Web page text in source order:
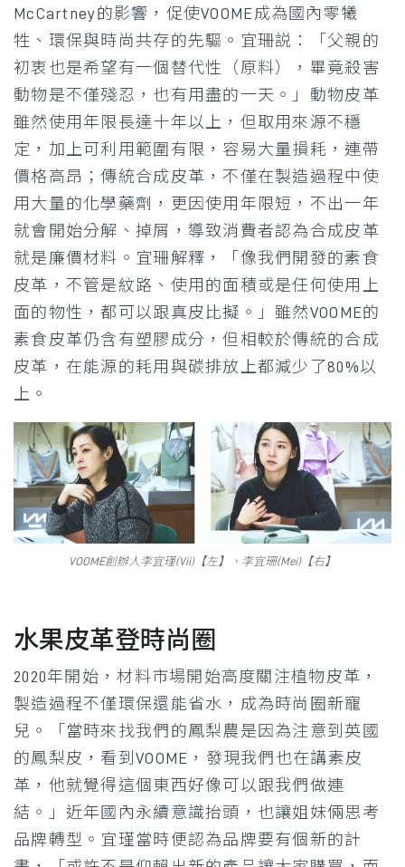
McCartney的影響，促使VOOME成為國內零犧
牲、環保與時尚共存的先驅。宜珊説：「父親的
初衷也是希望有一個替代性（原料），畢竟殺害
動物是不僅殘忍，也有用盡的一天。」動物皮革
雖然使用年限長達十年以上，但取用來源不穩
定，加上可利用範圍有限，容易大量損耗，連帶
價格高昂；傳統合成皮革，不僅在製造過程中使
用大量的化學藥劑，更因使用年限短，不出一年
就會開始分解、掉屑，導致消費者認為合成皮革
就是廉價材料。宜珊解釋，「像我們開發的素食
皮革，不管是紋路、使用的面積或是任何使用上
面的物性，都可以跟真皮比擬。」雖然VOOME的
素食皮革仍含有塑膠成分，但相較於傳統的合成
皮革，在能源的耗用與碳排放上都減少了80%以
上。
VOOME創辦人李宜瑾(Vii)【左】、李宜珊(Mei)【右】
水果皮革登時尚圈
2020年開始，材料市場開始高度關注植物皮革，
製造過程不僅環保還能省水，成為時尚圈新寵
兒。「當時來找我們的鳳梨農是因為注意到英國
的鳳梨皮，看到VOOME，發現我們也在講素皮
革，他就覺得這個東西好像可以跟我們做連
結。」近年國內永續意識抬頭，也讓姐妹倆思考
品牌轉型。宜瑾當時便認為品牌要有個新的計